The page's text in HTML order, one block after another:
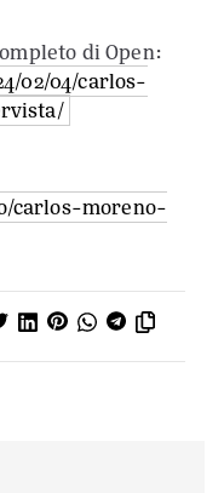
di Open:
02/04/carlos-
carlos-moreno-